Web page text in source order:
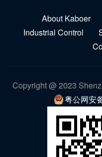
About Kaboer
Industrial Control
Copyright @ 2023
粤公网安